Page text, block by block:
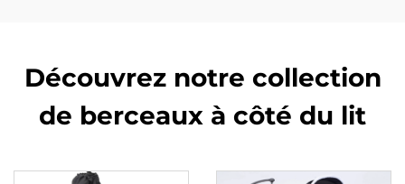
Découvrez notre collection
de berceaux à côté du lit